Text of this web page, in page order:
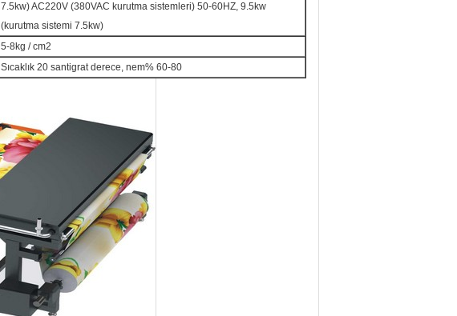
7.5kw) AC220V (380VAC kurutma sistemleri) 50-60HZ, 9.5kw
(kurutma sistemi 7.5kw)
5-8kg / cm2
Sıcaklık 20 santigrat derece, nem% 60-80